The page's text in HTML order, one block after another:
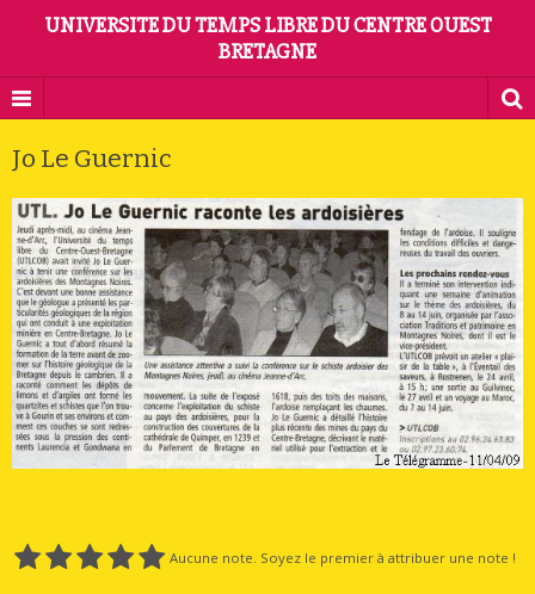
UNIVERSITE DU TEMPS LIBRE DU CENTRE OUEST
BRETAGNE
Jo Le Guernic
Aucune note. Soyez le premier à attribuer une note !